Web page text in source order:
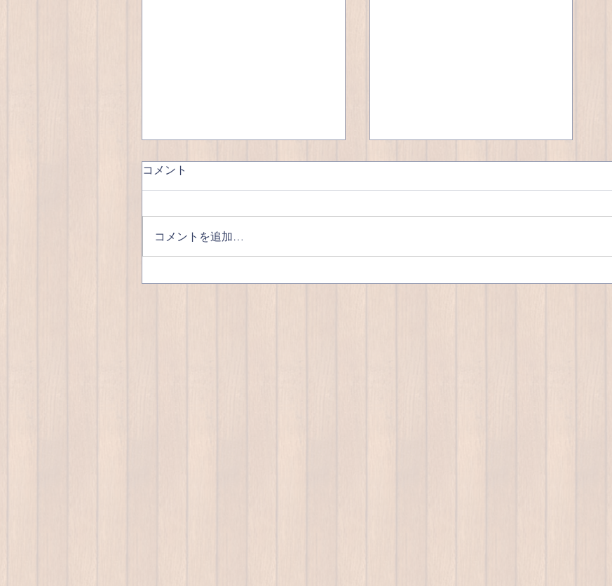
優雅な昼呑み🍺
微笑ましい10代＆20代
コメント
コメントを追加…